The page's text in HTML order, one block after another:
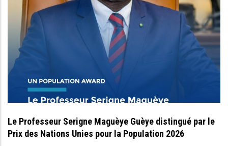
Le Professeur Serigne Maguèye Guèye distingué par le
Prix des Nations Unies pour la Population 2026